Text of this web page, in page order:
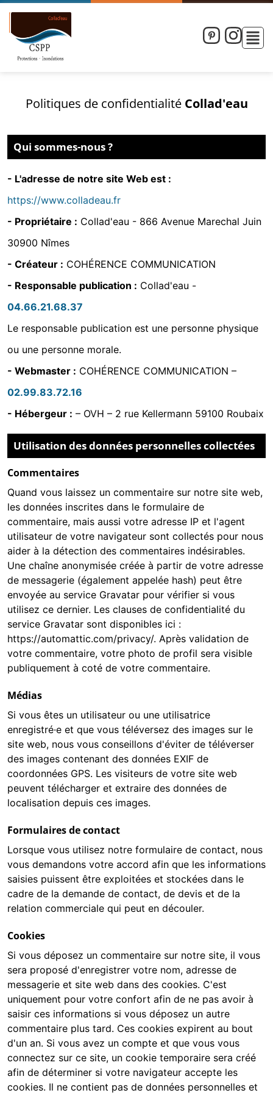
Politiques de confidentialité Collad'eau
Qui sommes-nous ?
- L'adresse de notre site Web est :
https://www.colladeau.fr
- Propriétaire : Collad'eau - 866 Avenue Marechal Juin
30900 Nîmes
- Créateur : COHÉRENCE COMMUNICATION
- Responsable publication : Collad'eau -
04.66.21.68.37
Le responsable publication est une personne physique
ou une personne morale.
- Webmaster : COHÉRENCE COMMUNICATION –
02.99.83.72.16
- Hébergeur : – OVH – 2 rue Kellermann 59100 Roubaix
Utilisation des données personnelles collectées
Commentaires
Quand vous laissez un commentaire sur notre site web,
les données inscrites dans le formulaire de
commentaire, mais aussi votre adresse IP et l'agent
utilisateur de votre navigateur sont collectés pour nous
aider à la détection des commentaires indésirables.
Une chaîne anonymisée créée à partir de votre adresse
de messagerie (également appelée hash) peut être
envoyée au service Gravatar pour vérifier si vous
utilisez ce dernier. Les clauses de confidentialité du
service Gravatar sont disponibles ici :
https://automattic.com/privacy/. Après validation de
votre commentaire, votre photo de profil sera visible
publiquement à coté de votre commentaire.
Médias
Si vous êtes un utilisateur ou une utilisatrice
enregistré·e et que vous téléversez des images sur le
site web, nous vous conseillons d'éviter de téléverser
des images contenant des données EXIF de
coordonnées GPS. Les visiteurs de votre site web
peuvent télécharger et extraire des données de
localisation depuis ces images.
Formulaires de contact
Lorsque vous utilisez notre formulaire de contact, nous
vous demandons votre accord afin que les informations
saisies puissent être exploitées et stockées dans le
cadre de la demande de contact, de devis et de la
relation commerciale qui peut en découler.
Cookies
Si vous déposez un commentaire sur notre site, il vous
sera proposé d'enregistrer votre nom, adresse de
messagerie et site web dans des cookies. C'est
uniquement pour votre confort afin de ne pas avoir à
saisir ces informations si vous déposez un autre
commentaire plus tard. Ces cookies expirent au bout
d'un an. Si vous avez un compte et que vous vous
connectez sur ce site, un cookie temporaire sera créé
afin de déterminer si votre navigateur accepte les
cookies. Il ne contient pas de données personnelles et